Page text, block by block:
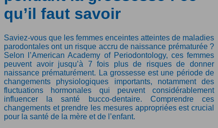
qu’il faut savoir
Saviez-vous que les femmes enceintes atteintes de maladies
parodontales ont un risque accru de naissance prématurée ?
Selon l’American Academy of Periodontology, ces femmes
peuvent avoir jusqu’à 7 fois plus de risques de donner
naissance prématurément. La grossesse est une période de
changements physiologiques importants, notamment des
fluctuations hormonales qui peuvent considérablement
influencer la santé bucco-dentaire. Comprendre ces
changements et prendre les mesures appropriées est crucial
pour la santé de la mère et de l’enfant.